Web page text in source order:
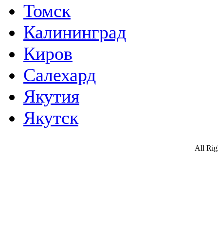
Томск
Калининград
Киров
Салехард
Якутия
Якутск
All